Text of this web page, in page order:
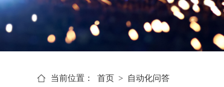
当前位置： 首页 > 自动化问答